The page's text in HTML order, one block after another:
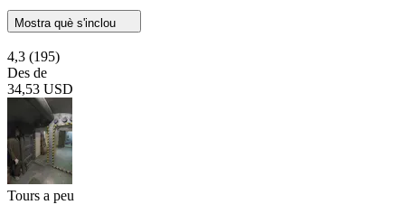
Mostra què s'inclou
4,3 (195)
Des de
34,53 USD
Tours a peu